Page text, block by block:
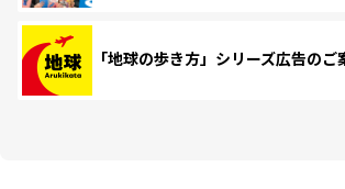
「地球の歩き方」シリーズ広告のご